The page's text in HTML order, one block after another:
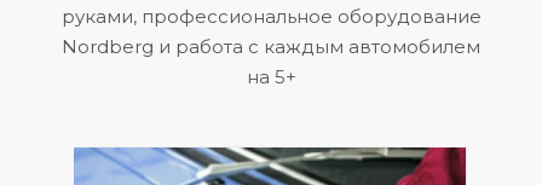
руками, профессиональное оборудование
Nordberg и работа с каждым автомобилем
на 5+